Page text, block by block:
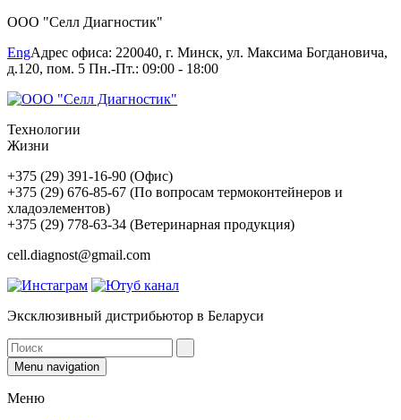
ООО "Селл Диагностик"
EngАдрес офиса: 220040, г. Минск, ул. Максима Богдановича,
д.120, пом. 5 Пн.-Пт.: 09:00 - 18:00
Технологии
Жизни
+375 (29) 391-16-90 (Офис)
+375 (29) 676-85-67 (По вопросам термоконтейнеров и
хладоэлементов)
+375 (29) 778-63-34 (Ветеринарная продукция)
cell.diagnost@gmail.com
Эксклюзивный дистрибьютор в Беларуси
Menu navigation
Меню